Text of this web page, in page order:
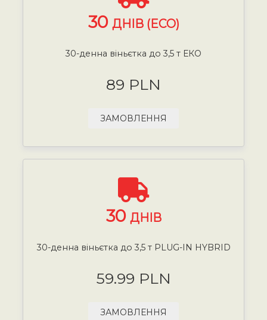
30 ДНІВ (ECO)
30-денна віньєтка до 3,5 т ЕКО
89 PLN
ЗАМОВЛЕННЯ
30 ДНІВ
30-денна віньєтка до 3,5 т PLUG-IN HYBRID
59.99 PLN
ЗАМОВЛЕННЯ